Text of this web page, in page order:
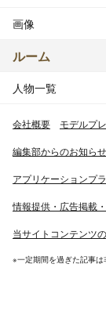
画像
ルーム
人物一覧
会社概要 モデルプ
編集部からのお知らせ
アプリケーションプ
情報提供・広告掲載
当サイトコンテンツ
※一定期間を過ぎた記事